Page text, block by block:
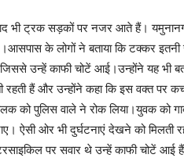
भी ट्रक सड़कों पर नजर आते हैं।
के लोगों ने बताया कि टक्कर
उन्हें काफी चोटें आई।उन्होंने यह भी
हैं और उन्होंने कहा कि इस वक्त पर
पुलिस वाले ने रोक लिया।युवक को
ऐसी ओर भी दुर्घटनाएं देखने को मिलती
पर सवार थे उन्हें काफी चोटें